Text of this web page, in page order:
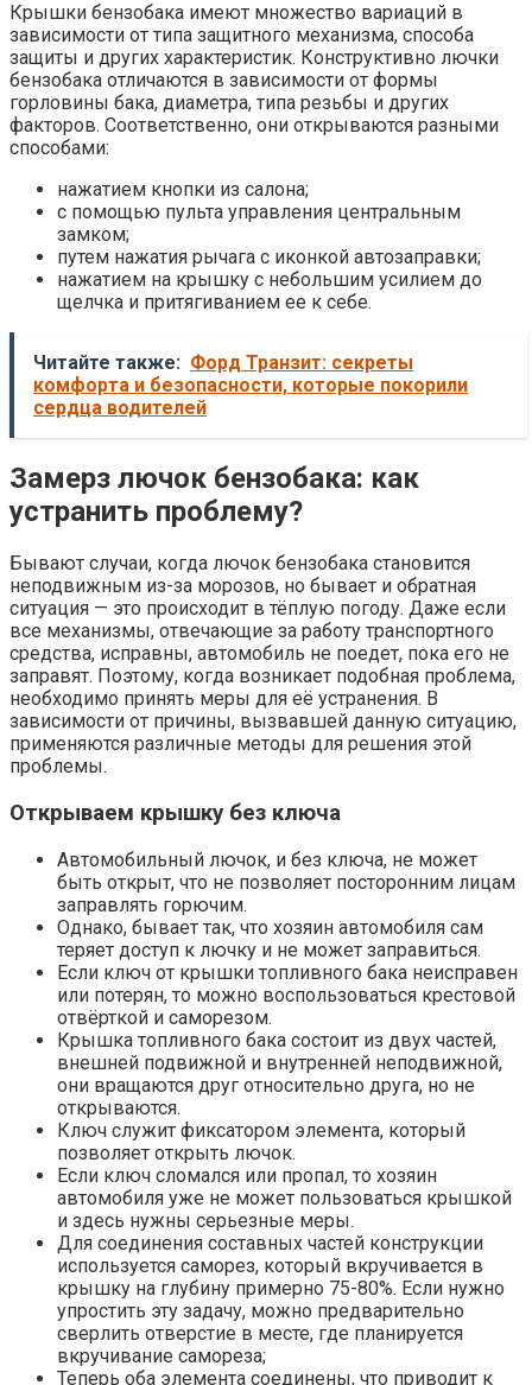
Крышки бензобака имеют множество вариаций в
зависимости от типа защитного механизма, способа
защиты и других характеристик. Конструктивно лючки
бензобака отличаются в зависимости от формы
горловины бака, диаметра, типа резьбы и других
факторов. Соответственно, они открываются разными
способами:
нажатием кнопки из салона;
с помощью пульта управления центральным
замком;
путем нажатия рычага с иконкой автозаправки;
нажатием на крышку с небольшим усилием до
щелчка и притягиванием ее к себе.
Читайте также: Форд Транзит: секреты
комфорта и безопасности, которые покорили
сердца водителей
Замерз лючок бензобака: как
устранить проблему?
Бывают случаи, когда лючок бензобака становится
неподвижным из-за морозов, но бывает и обратная
ситуация — это происходит в тёплую погоду. Даже если
все механизмы, отвечающие за работу транспортного
средства, исправны, автомобиль не поедет, пока его не
заправят. Поэтому, когда возникает подобная проблема,
необходимо принять меры для её устранения. В
зависимости от причины, вызвавшей данную ситуацию,
применяются различные методы для решения этой
проблемы.
Открываем крышку без ключа
Автомобильный лючок, и без ключа, не может
быть открыт, что не позволяет посторонним лицам
заправлять горючим.
Однако, бывает так, что хозяин автомобиля сам
теряет доступ к лючку и не может заправиться.
Если ключ от крышки топливного бака неисправен
или потерян, то можно воспользоваться крестовой
отвёрткой и саморезом.
Крышка топливного бака состоит из двух частей,
внешней подвижной и внутренней неподвижной,
они вращаются друг относительно друга, но не
открываются.
Ключ служит фиксатором элемента, который
позволяет открыть лючок.
Если ключ сломался или пропал, то хозяин
автомобиля уже не может пользоваться крышкой
и здесь нужны серьезные меры.
Для соединения составных частей конструкции
используется саморез, который вкручивается в
крышку на глубину примерно 75-80%. Если нужно
упростить эту задачу, можно предварительно
сверлить отверстие в месте, где планируется
вкручивание самореза;
Теперь оба элемента соединены, что приводит к